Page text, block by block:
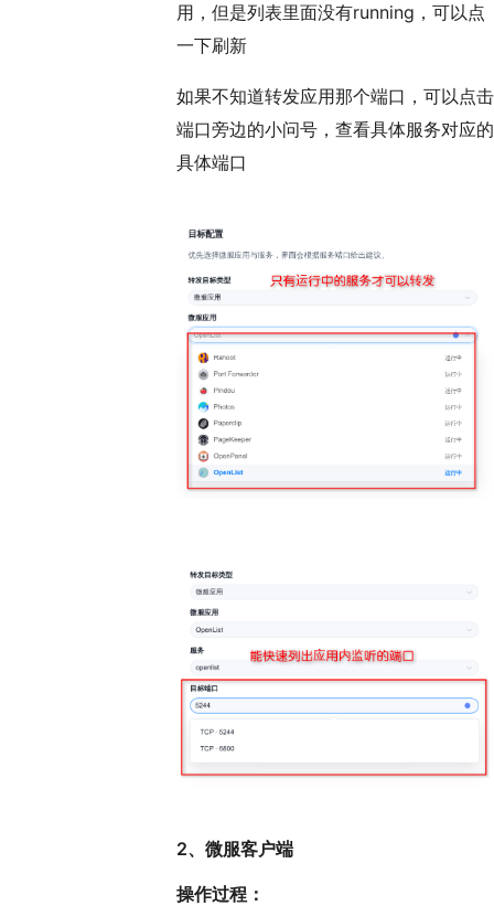
用，但是列表里面没有running，可以点
一下刷新
如果不知道转发应用那个端口，可以点击
端口旁边的小问号，查看具体服务对应的
具体端口
2、微服客户端
操作过程：